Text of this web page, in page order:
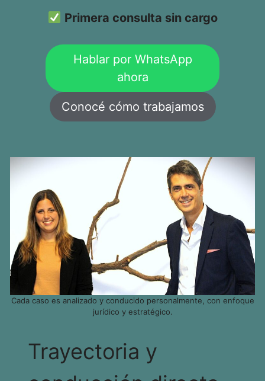
Primera consulta sin cargo
Hablar por WhatsApp
ahora
Conocé cómo trabajamos
Cada caso es analizado y conducido personalmente, con enfoque
jurídico y estratégico.
Trayectoria y